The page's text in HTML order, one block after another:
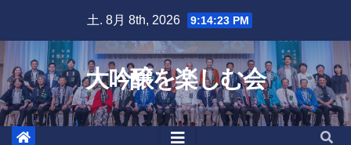
content
土. 8月 8th, 2026 9:14:24 PM
大吟醸を楽しむ会